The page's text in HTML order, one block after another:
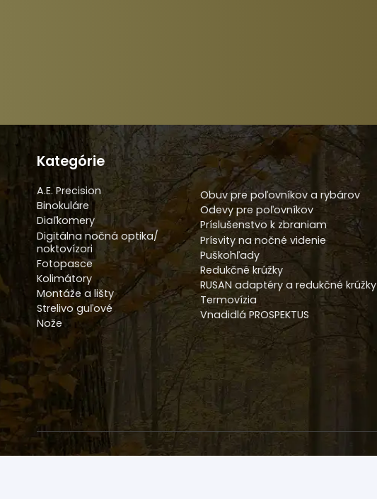
Kategórie
A.E. Precision
Binokuláre
Diaľkomery
Digitálna nočná optika/
noktovízori
Fotopasce
Kolimátory
Montáže a lišty
Strelivo guľové
Nože
Obuv pre poľovníkov a rybárov
Odevy pre poľovníkov
Príslušenstvo k zbraniam
Prísvity na nočné videnie
Puškohľady
Redukčné krúžky
RUSAN adaptéry a redukčné krúžky
Termovízia
Vnadidlá PROSPEKTUS